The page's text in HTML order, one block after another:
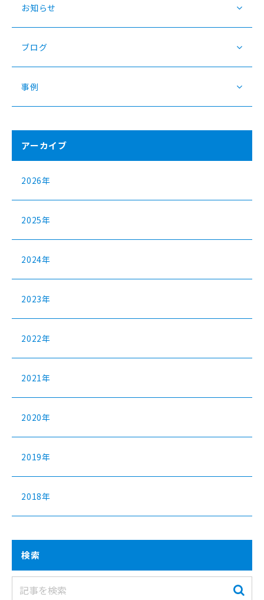
お知らせ
ブログ
事例
アーカイブ
2026年
2025年
2024年
2023年
2022年
2021年
2020年
2019年
2018年
検索